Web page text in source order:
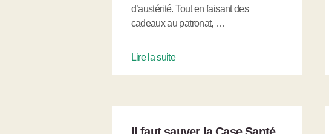
d’austérité. Tout en faisant des
cadeaux au patronat, …
Lire la suite
Il faut sauver la Case Santé